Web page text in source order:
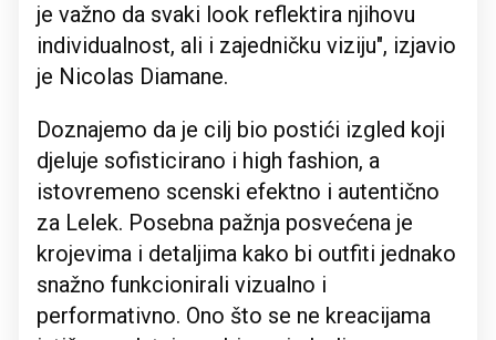
je važno da svaki look reflektira njihovu
individualnost, ali i zajedničku viziju", izjavio
je Nicolas Diamane.
Doznajemo da je cilj bio postići izgled koji
djeluje sofisticirano i high fashion, a
istovremeno scenski efektno i autentično
za Lelek. Posebna pažnja posvećena je
krojevima i detaljima kako bi outfiti jednako
snažno funkcionirali vizualno i
performativno. Ono što se ne kreacijama